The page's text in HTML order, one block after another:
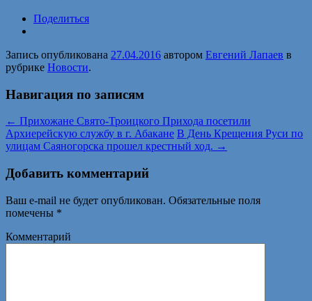
Поделиться
Запись опубликована 27.04.2016 автором Евгений Лапаев в
рубрике Новости.
Навигация по записям
← Прихожане Свято-Троицкого Прихода посетили
Архиерейскую службу в г. Абакане В День Крещения Руси по
улицам Саяногорска прошел крестный ход. →
Добавить комментарий
Ваш e-mail не будет опубликован. Обязательные поля
помечены *
Комментарий